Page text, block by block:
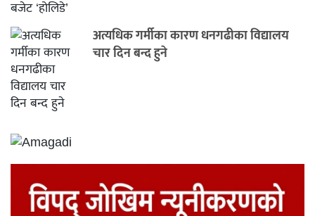
अत्यधिक गर्मीका कारण धनगढीका विद्यालय
चार दिन बन्द हुने